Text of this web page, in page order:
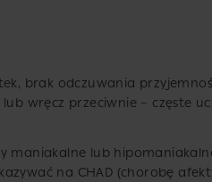
brak odczuwania
wręcz przeciwnie – częste
maniakalne lub
na CHAD (chorobę